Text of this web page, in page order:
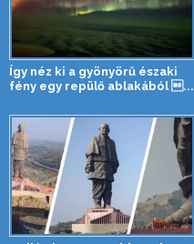
Így néz ki a gyönyörű északi
fény egy repülő ablakából ...